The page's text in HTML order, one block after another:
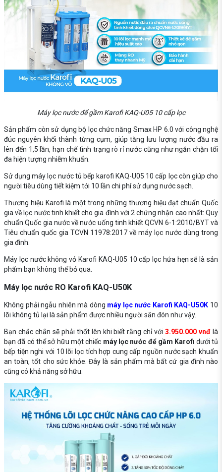
Máy lọc nước để gầm Karofi KAQ-U05 10 cấp lọc
Sản phẩm còn sử dụng bộ lọc chức năng Smax HP 6.0 với công nghệ
đúc nguyên khối thành từng cụm, giúp tăng lưu lượng nước đầu ra
lên đến 1,5 lần, hạn chế tình trạng rò rỉ nước cũng như ngăn chặn tối
đa hiện tượng nhiễm khuẩn.
Sử dụng máy lọc nước tủ bếp karofi KAQ-U05 10 cấp lọc còn giúp cho
người tiêu dùng tiết kiệm tới 10 lần chi phí sử dụng nước sạch.
Thương hiệu Karofi là một trong những thương hiệu đạt chuẩn Quốc
gia về lọc nước tinh khiết cho gia đình với 2 chứng nhận cao nhất: Quy
chuẩn Quốc gia nước về nước uống tinh khiết QCVN 6-1:2010/BYT và
Tiêu chuẩn quốc gia TCVN 11978:2017 về máy lọc nước dùng trong
gia đình.
Máy lọc nước không vỏ Karofi KAQ-U05 10 cấp lọc hứa hẹn sẽ là sản
phẩm bạn không thể bỏ qua.
Máy lọc nước RO Karofi KAQ-U50K
Không phải ngẫu nhiên mà dòng máy lọc nước Karofi KAQ-U50K 10
lõi không tủ lại là sản phẩm được nhiều người săn đón như vậy.
Bạn chắc chắn sẽ phải thốt lên khi biết rằng chỉ với3.950.000 vnđ là
bạn đã có thể sở hữu một chiếc máy lọc nước để gầm Karofi dưới tủ
bếp tiện nghi với 10 lõi lọc tích hợp cung cấp nguồn nước sạch khuẩn
an toàn, tốt cho sức khỏe. Đây là sản phẩm mà bất cứ gia đình nào
cũng có khả năng sở hữu.